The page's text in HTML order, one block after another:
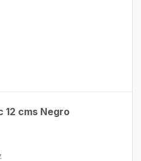
12 cms Negro